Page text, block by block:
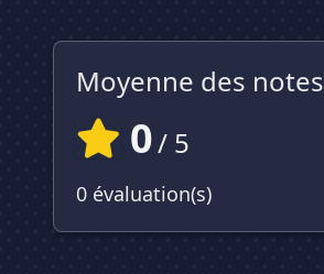
Moyenne des notes
0/ 5
0 évaluation(s)